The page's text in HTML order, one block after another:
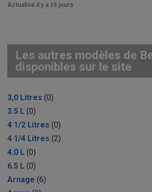
Actualisé il y a 15 jours
Les autres modèles de
disponibles sur le site
3,0 Litres (0)
3.5 L (0)
4 1/2 Litres (0)
4 1/4 Litres (2)
4.0 L (0)
6.5 L (0)
Arnage (6)